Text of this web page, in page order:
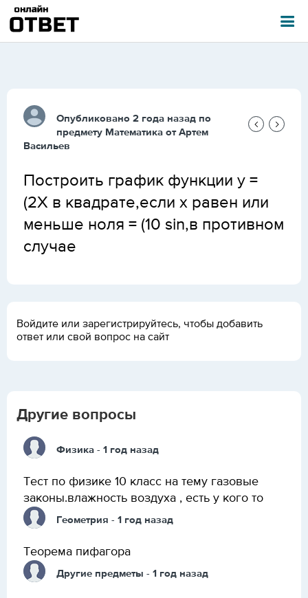
Опубликовано 2 года назад по
предмету Математика от Артем
Васильев
Построить график функции y =
(2X в квадрате,если x равен или
меньше ноля = (10 sin,в противном
случае
Войдите или зарегистрируйтесь, чтобы добавить
ответ или свой вопрос на сайт
Другие вопросы
Физика - 1 год назад
Тест по физике 10 класс на тему газовые
законы.влажность воздуха , есть у кого то
Геометрия - 1 год назад
Теорема пифагора
Другие предметы - 1 год назад